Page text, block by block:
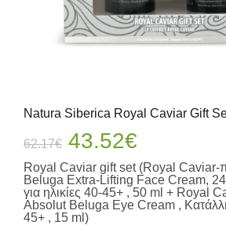
Natura Siberica Royal Caviar Gift
62.17€ Original
price
was:
62.17€.
43.52€
τιμή
είναι:
Royal Caviar gift set (Royal
Beluga Extra-Lifting Face Cream,
για ηλικίες 40-45+ , 50 ml + Royal
Absolut Beluga Eye Cream ,
45+ , 15 ml)